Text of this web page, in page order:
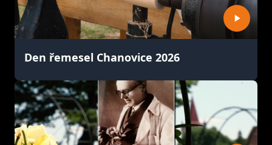
Den řemesel Chanovice 2026